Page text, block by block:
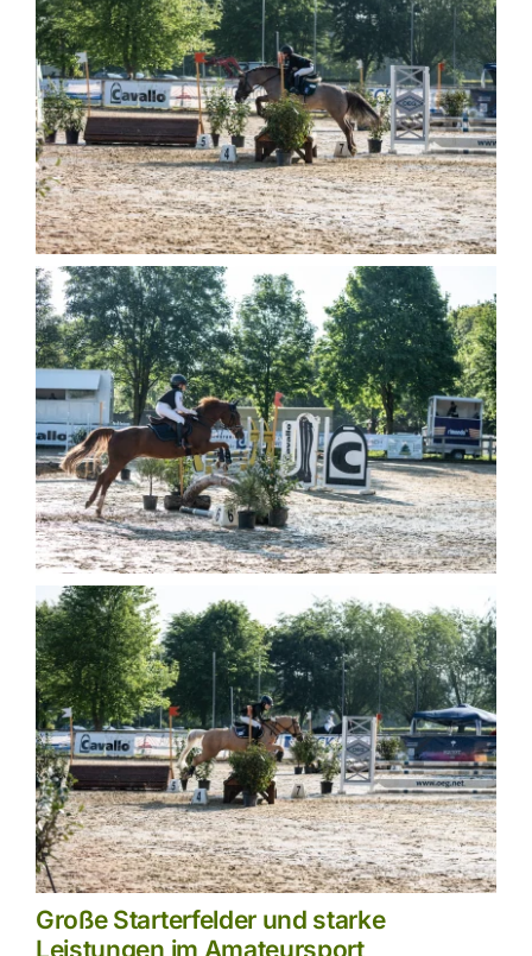
Große Starterfelder und starke
Leistungen im Amateursport